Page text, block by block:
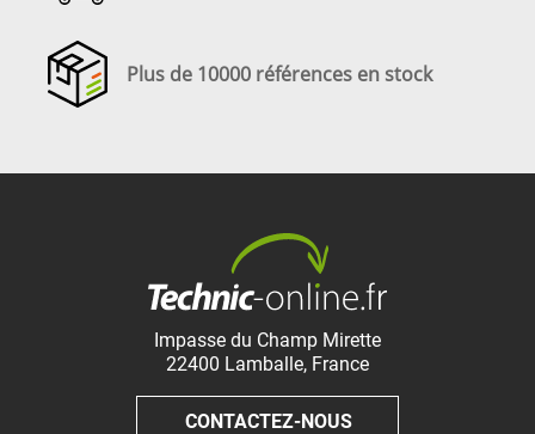
Plus de 10000 références en stock
Impasse du Champ Mirette
22400 Lamballe, France
CONTACTEZ-NOUS